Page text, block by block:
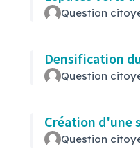
Question
Densification
Question
Création d'une
Question